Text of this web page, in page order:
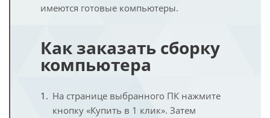
имеются готовые компьютеры.
Как заказать сборку
компьютера
На странице выбранного ПК нажмите
кнопку «Купить в 1 клик». Затем